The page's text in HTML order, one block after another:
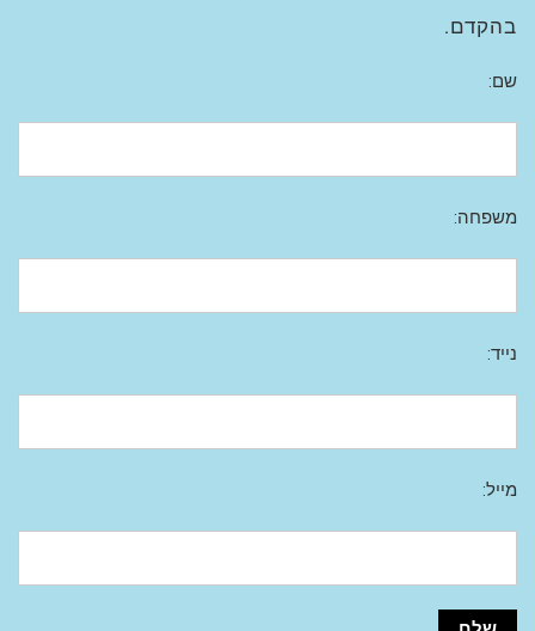
בהקדם.
שם:
משפחה:
נייד:
מייל: